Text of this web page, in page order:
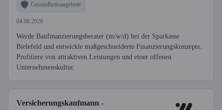
Gesundheitsangebote
04.08.2026
Werde Baufinanzierungsberater (m/w/d) bei der Sparkasse
Bielefeld und entwickle maßgeschneiderte Finanzierungskonzepte.
Profitiere von attraktiven Leistungen und einer offenen
Unternehmenskultur.
Versicherungskaufmann -